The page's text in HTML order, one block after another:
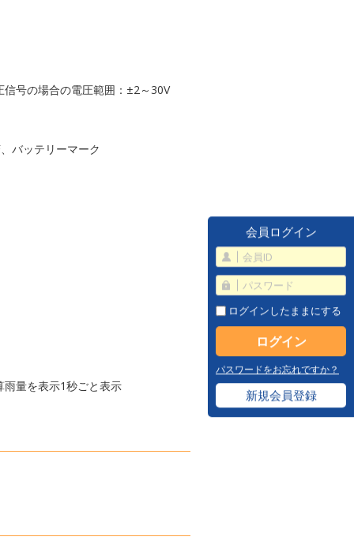
号の場合の電圧範囲：±2～30V
バッテリーマーク
量を表示1秒ごと表示
会員ログイン
ログインしたままにする
パスワードをお忘れですか？
新規会員登録